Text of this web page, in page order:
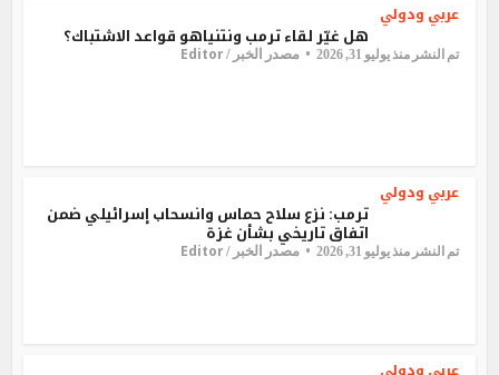
عربي ودولي
هل غيّر لقاء ترمب ونتنياهو قواعد الاشتباك؟
تم النشر منذ يوليو 31, 2026 مصدر الخبر /Editor
عربي ودولي
ترمب: نزع سلاح حماس وانسحاب إسرائيلي ضمن
اتفاق تاريخي بشأن غزة
تم النشر منذ يوليو 31, 2026 مصدر الخبر /Editor